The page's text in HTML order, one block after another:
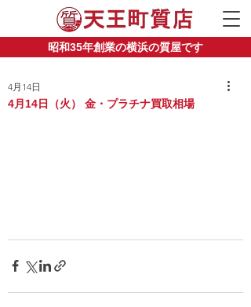
昭和35年創業の横浜の質屋です
4月14日（火） 金・プラチナ買取相場
4月14日